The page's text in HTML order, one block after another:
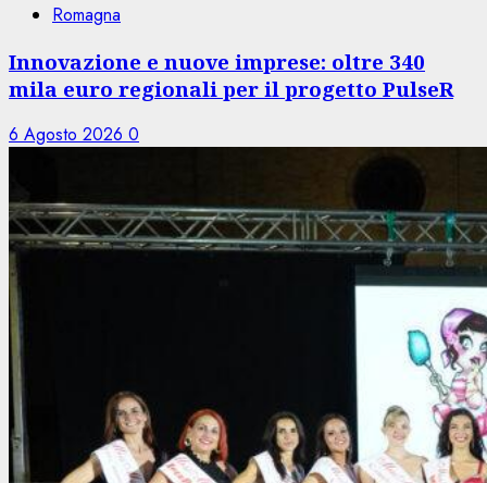
Romagna
Innovazione e nuove imprese: oltre 340
mila euro regionali per il progetto PulseR
6 Agosto 2026 0